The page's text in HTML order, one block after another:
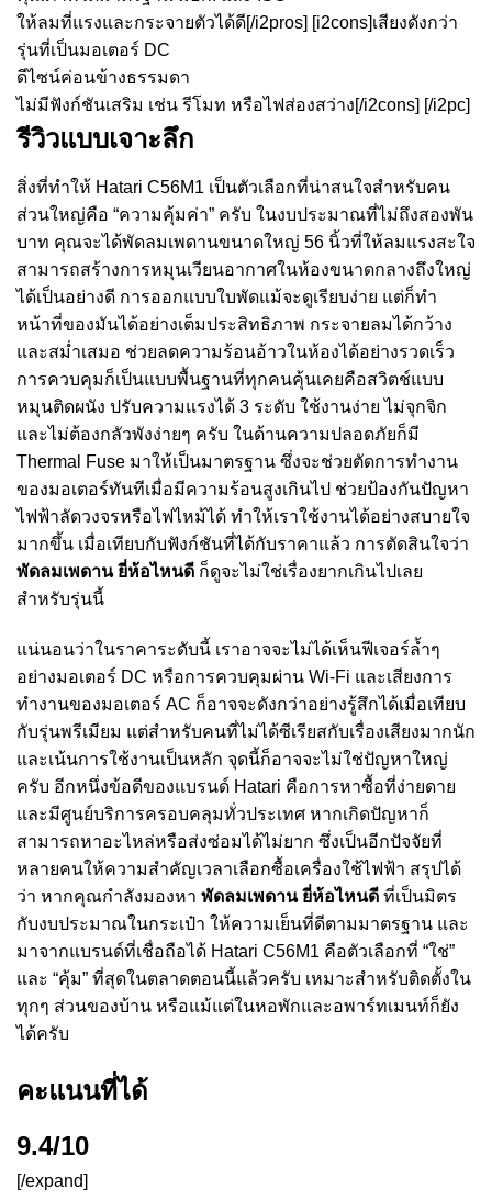
ให้ลมที่แรงและกระจายตัวได้ดี[/i2pros] [i2cons]เสียงดังกว่า
รุ่นที่เป็นมอเตอร์ DC
ดีไซน์ค่อนข้างธรรมดา
ไม่มีฟังก์ชันเสริม เช่น รีโมท หรือไฟส่องสว่าง[/i2cons] [/i2pc]
รีวิวแบบเจาะลึก
สิ่งที่ทำให้ Hatari C56M1 เป็นตัวเลือกที่น่าสนใจสำหรับคน
ส่วนใหญ่คือ “ความคุ้มค่า” ครับ ในงบประมาณที่ไม่ถึงสองพัน
บาท คุณจะได้พัดลมเพดานขนาดใหญ่ 56 นิ้วที่ให้ลมแรงสะใจ
สามารถสร้างการหมุนเวียนอากาศในห้องขนาดกลางถึงใหญ่
ได้เป็นอย่างดี การออกแบบใบพัดแม้จะดูเรียบง่าย แต่ก็ทำ
หน้าที่ของมันได้อย่างเต็มประสิทธิภาพ กระจายลมได้กว้าง
และสม่ำเสมอ ช่วยลดความร้อนอ้าวในห้องได้อย่างรวดเร็ว
การควบคุมก็เป็นแบบพื้นฐานที่ทุกคนคุ้นเคยคือสวิตช์แบบ
หมุนติดผนัง ปรับความแรงได้ 3 ระดับ ใช้งานง่าย ไม่จุกจิก
และไม่ต้องกลัวพังง่ายๆ ครับ ในด้านความปลอดภัยก็มี
Thermal Fuse มาให้เป็นมาตรฐาน ซึ่งจะช่วยตัดการทำงาน
ของมอเตอร์ทันทีเมื่อมีความร้อนสูงเกินไป ช่วยป้องกันปัญหา
ไฟฟ้าลัดวงจรหรือไฟไหม้ได้ ทำให้เราใช้งานได้อย่างสบายใจ
มากขึ้น เมื่อเทียบกับฟังก์ชันที่ได้กับราคาแล้ว การตัดสินใจว่า
พัดลมเพดาน ยี่ห้อไหนดี ก็ดูจะไม่ใช่เรื่องยากเกินไปเลย
สำหรับรุ่นนี้
แน่นอนว่าในราคาระดับนี้ เราอาจจะไม่ได้เห็นฟีเจอร์ล้ำๆ
อย่างมอเตอร์ DC หรือการควบคุมผ่าน Wi-Fi และเสียงการ
ทำงานของมอเตอร์ AC ก็อาจจะดังกว่าอย่างรู้สึกได้เมื่อเทียบ
กับรุ่นพรีเมียม แต่สำหรับคนที่ไม่ได้ซีเรียสกับเรื่องเสียงมากนัก
และเน้นการใช้งานเป็นหลัก จุดนี้ก็อาจจะไม่ใช่ปัญหาใหญ่
ครับ อีกหนึ่งข้อดีของแบรนด์ Hatari คือการหาซื้อที่ง่ายดาย
และมีศูนย์บริการครอบคลุมทั่วประเทศ หากเกิดปัญหาก็
สามารถหาอะไหล่หรือส่งซ่อมได้ไม่ยาก ซึ่งเป็นอีกปัจจัยที่
หลายคนให้ความสำคัญเวลาเลือกซื้อเครื่องใช้ไฟฟ้า สรุปได้
ว่า หากคุณกำลังมองหา พัดลมเพดาน ยี่ห้อไหนดี ที่เป็นมิตร
กับงบประมาณในกระเป๋า ให้ความเย็นที่ดีตามมาตรฐาน และ
มาจากแบรนด์ที่เชื่อถือได้ Hatari C56M1 คือตัวเลือกที่ “ใช่”
และ “คุ้ม” ที่สุดในตลาดตอนนี้แล้วครับ เหมาะสำหรับติดตั้งใน
ทุกๆ ส่วนของบ้าน หรือแม้แต่ในหอพักและอพาร์ทเมนท์ก็ยัง
ได้ครับ
คะแนนที่ได้
9.4/10
[/expand]